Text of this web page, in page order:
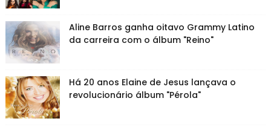
Aline Barros ganha oitavo Grammy Latino
da carreira com o álbum "Reino"
Há 20 anos Elaine de Jesus lançava o
revolucionário álbum "Pérola"